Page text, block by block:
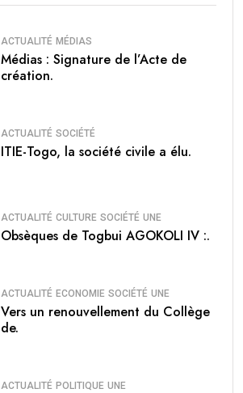
ACTUALITÉ MÉDIAS
Médias : Signature de l’Acte de
création.
ACTUALITÉ SOCIÉTÉ
ITIE-Togo, la société civile a élu.
ACTUALITÉ CULTURE SOCIÉTÉ UNE
Obsèques de Togbui AGOKOLI IV :.
ACTUALITÉ ECONOMIE SOCIÉTÉ UNE
Vers un renouvellement du Collège
de.
ACTUALITÉ POLITIQUE UNE